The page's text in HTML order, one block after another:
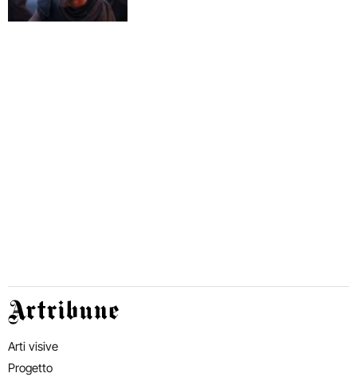
Artribune
Arti visive
Progetto